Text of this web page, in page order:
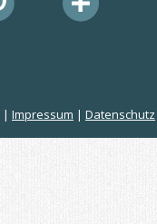
| Impressum | Datenschutz